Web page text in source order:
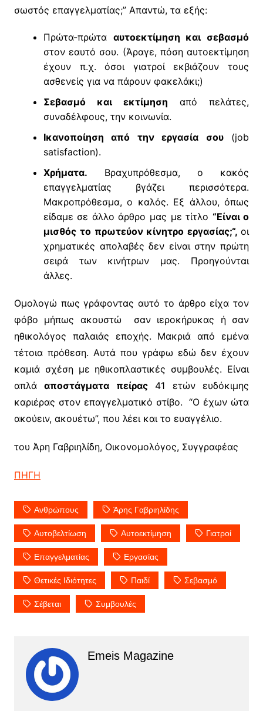
σωστός επαγγελματίας;” Απαντώ, τα εξής:
Πρώτα-πρώτα αυτοεκτίμηση και σεβασμό
στον εαυτό σου. (Άραγε, πόση αυτοεκτίμηση
έχουν π.χ. όσοι γιατροί εκβιάζουν τους
ασθενείς για να πάρουν φακελάκι;)
Σεβασμό και εκτίμηση από πελάτες,
συναδέλφους, την κοινωνία.
Ικανοποίηση από την εργασία σου(job
satisfaction).
Χρήματα. Βραχυπρόθεσμα, ο κακός
επαγγελματίας βγάζει περισσότερα.
Μακροπρόθεσμα, ο καλός. Εξ άλλου, όπως
είδαμε σε άλλο άρθρο μας με τίτλο “Είναι ο
μισθός το πρωτεύον κίνητρο εργασίας;“,οι
χρηματικές απολαβές δεν είναι στην πρώτη
σειρά των κινήτρων μας. Προηγούνται
άλλες.
Ομολογώ πως γράφοντας αυτό το άρθρο είχα τον
φόβο μήπως ακουστώ σαν ιεροκήρυκας ή σαν
ηθικολόγος παλαιάς εποχής. Μακριά από εμένα
τέτοια πρόθεση. Αυτά που γράφω εδώ δεν έχουν
καμιά σχέση με ηθικοπλαστικές συμβουλές. Είναι
απλάαποστάγματα πείρας41 ετών ευδόκιμης
καριέρας στον επαγγελματικό στίβο. “Ο έχων ώτα
ακούειν, ακουέτω”, που λέει και το ευαγγέλιο.
του Άρη Γαβριηλίδη, Οικονομολόγος, Συγγραφέας
ΠΗΓΗ
Ανθρώπους Άρης Γαβριηλίδης
Αυτοβελτίωση Αυτοεκτίμηση Γιατροί
Επαγγελματίας Εργασίας
Θετικές Ιδιότητες Παιδί Σεβασμό
Σέβεται Συμβουλές
Emeis Magazine